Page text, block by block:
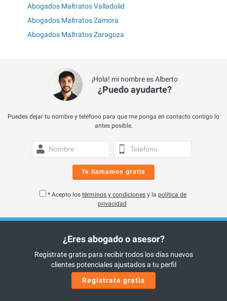
Abogados Maltratos Valladolid
Abogados Maltratos Zamora
Abogados Maltratos Zaragoza
¡Hola! mi nombre es Alberto
¿Puedo ayudarte?
Puedes dejar tu nombre y teléfono para que me ponga en contacto contigo lo
antes posible.
Te llamamos gratis
* Acepto los términos y condiciones y la política de
privacidad
¿Eres abogado o asesor?
Regístrate gratis para recibir todos los días nuevos
clientes potenciales ajustados a tu perfil
Regístrate gratis